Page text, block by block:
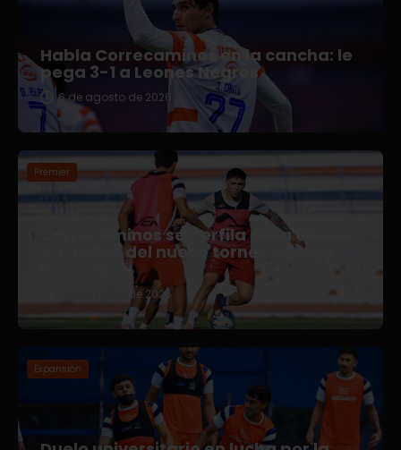
Habla Correcaminos en la cancha: le
pega 3-1 a Leones Negros
6 de agosto de 2026
Premier
Correcaminos se perfila para el
arranque del nuevo torneo en Liga
5 de agosto de 2026
Expansión